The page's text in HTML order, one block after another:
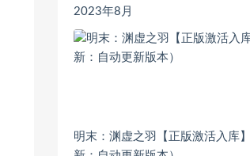
2023年8月
明末：渊虚之羽【正版激活入库